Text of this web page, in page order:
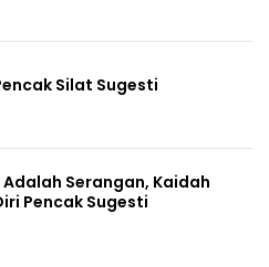
Silat Sugesti
Adalah Serangan, Kaidah
Pencak Sugesti